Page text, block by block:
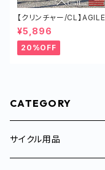
【クリンチャー/CL】
イヤ オールラウンド ロー
ク 軽い チューブド
¥5,896
20%OFF
CATEGORY
サイクル用品